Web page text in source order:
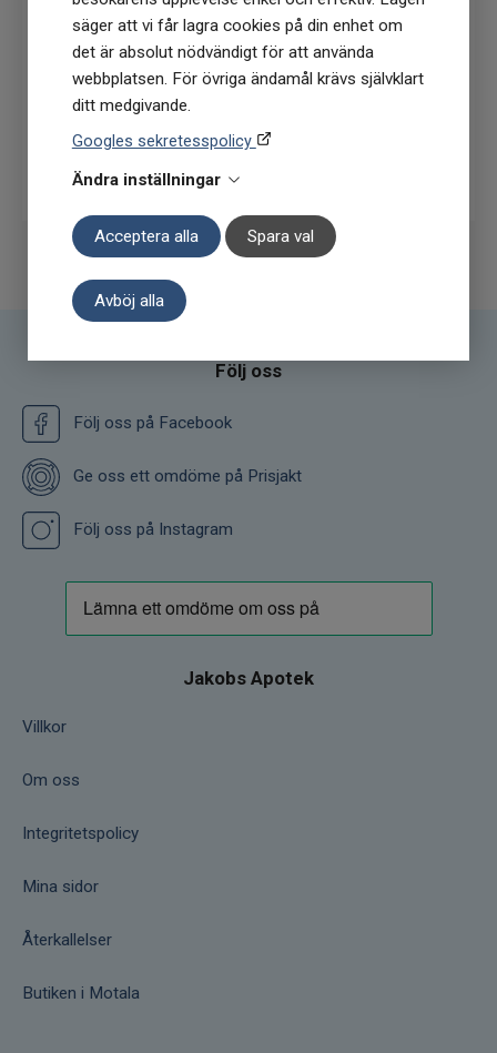
säger att vi får lagra cookies på din enhet om
det är absolut nödvändigt för att använda
webbplatsen. För övriga ändamål krävs självklart
ditt medgivande.
Googles sekretesspolicy
Ändra inställningar
Acceptera alla Spara val
Avböj alla
köptillfälle på ordinarie priser)
Följ oss
Följ oss på Facebook
Ge oss ett omdöme på Prisjakt
Följ oss på Instagram
Jakobs Apotek
Villkor
Om oss
Integritetspolicy
Mina sidor
Återkallelser
Butiken i Motala